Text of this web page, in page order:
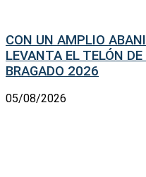
CON UN AMPLIO
LEVANTA EL TELÓN
BRAGADO 2026
05/08/2026